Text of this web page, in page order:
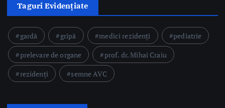
rezidenți
semne AVC
Postari Recente
CNAS organizează consultări și negocieri cu organizațiile
reprezentative din domeniul medical privind modificarea